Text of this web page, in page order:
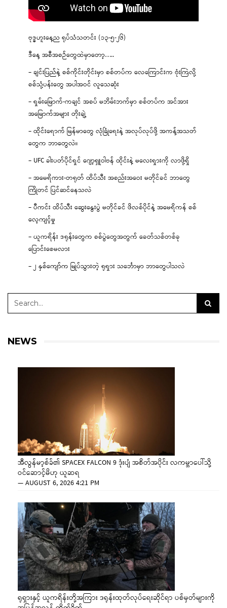
ဗုဒ္ဓဟူးနေ့ည ရုပ်သံသတင်း (၁၃-၅-၂၆)
ဒီနေ့ အစီအစဉ်တွေထဲမှာတော့…..
– ချင်းပြည်နဲ့ စစ်ကိုင်းတိုင်းမှာ စစ်တပ်က လေကြောင်းက ဗုံးကြဲလို့
စစ်သုံ့ပန်းတွေ အပါအဝင် လူသေဆုံး
– ရှမ်းမြောက်-ကချင် အစပ် မဘိမ်းဘက်မှာ စစ်တပ်က အင်အား
အမြောက်အများ တိုးချဲ့
– ထိုင်းရောက် မြန်မာတွေ လုံခြုံရေးနဲ့ အလုပ်လုပ်ဖို့ အကန့်အသတ်
တွေက ဘာတွေလဲ။
– UFC ခါးပတ်ပိုင်ရှင် ဂျော့ရှူဝါဗန် ထိုင်းနဲ့ မလေးရှားကို လာဖို့ရှိ
– အမေရိကား-တရုတ် ထိပ်သီး အစည်းအဝေး မတိုင်ခင် ဘာတွေ
ကြိုတင် ပြင်ဆင်နေသလဲ
– ပီကင်း ထိပ်သီး ဆွေးနွေးပွဲ မတိုင်ခင် ဖိလစ်ပိုင်နဲ့ အမေရိကန် စစ်
လေ့ကျင့်မှု
– ယူကရိန်း ဒရုန်းတွေက စစ်ပွဲတွေအတွက် ခေတ်သစ်တစ်ခု
ပြောင်းစေမလား
– ၂ နှစ်ကျော်က မြုပ်သွားတဲ့ ရုရှား သင်္ဘောမှာ ဘာတွေပါသလဲ
NEWS
အီလွန်မာ့စ်ခ်၏ SPACEX FALCON 9 ဒုံးပျံ အစိတ်အပိုင်း လကမ္ဘာပေါ်သို့
ဝင်ဆောင့်မိဟု ယူဆရ
—AUGUST 6, 2026 4:21 PM
ရုရှားနှင့် ယူကရိန်းတို့အကြား ဒရုန်းထုတ်လုပ်ရေးဆိုင်ရာ ပစ်မှတ်များကို